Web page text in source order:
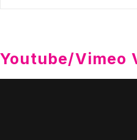
Youtube/Vimeo